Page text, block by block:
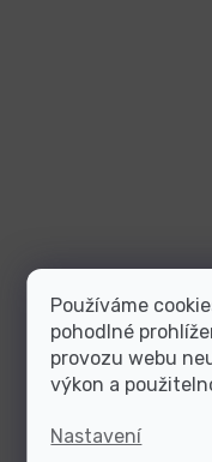
Používáme
pohodlné
provozu webu
výkon a
Nastavení